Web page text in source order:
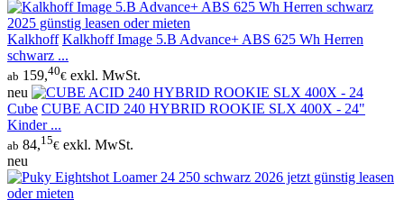
Kalkhoff Kalkhoff Image 5.B Advance+ ABS 625 Wh Herren
schwarz ...
ab 159,40€ exkl. MwSt.
neu
Cube CUBE ACID 240 HYBRID ROOKIE SLX 400X - 24"
Kinder ...
ab 84,15€ exkl. MwSt.
neu